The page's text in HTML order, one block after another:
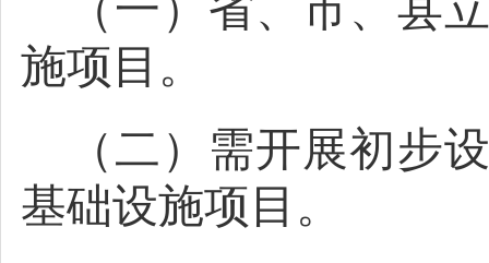
施项目。
（二）需开展初步
基础设施项目。